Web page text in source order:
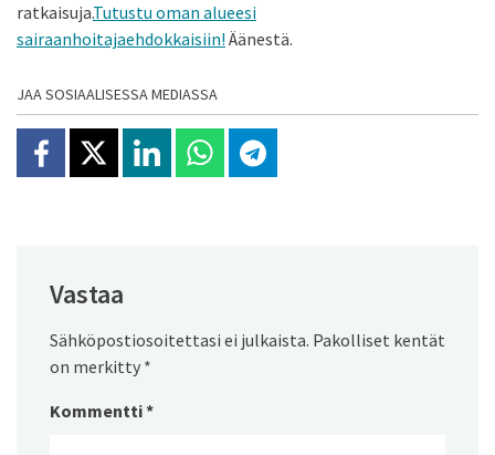
ratkaisuja.Tutustu oman alueesi
sairaanhoitajaehdokkaisiin! Äänestä.
JAA SOSIAALISESSA MEDIASSA
Jaa Facebookissa
Jaa X:ssäJaa Linkedinissä
Jaa Whatsappissa
Jaa Telegramissa
Vastaa
Sähköpostiosoitettasi ei julkaista. Pakolliset kentät
on merkitty *
Kommentti*